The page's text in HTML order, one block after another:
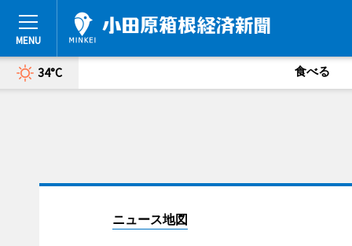
34°C 食べる
ニュース地図